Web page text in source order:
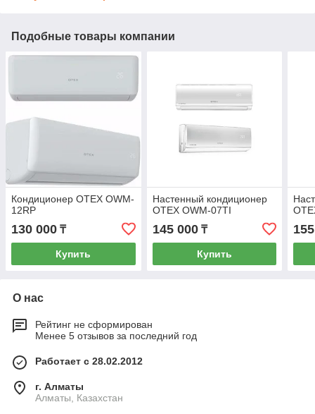
Подобные товары компании
Кондиционер OTEX OWM-
12RP
130 000 ₸
Купить
Настенный кондиционер
OTEX OWM-07TI
145 000₸
Купить
О нас
Рейтинг не сформирован
Менее 5 отзывов за последний год
Работает с 28.02.2012
г. Алматы
Алматы, Казахстан